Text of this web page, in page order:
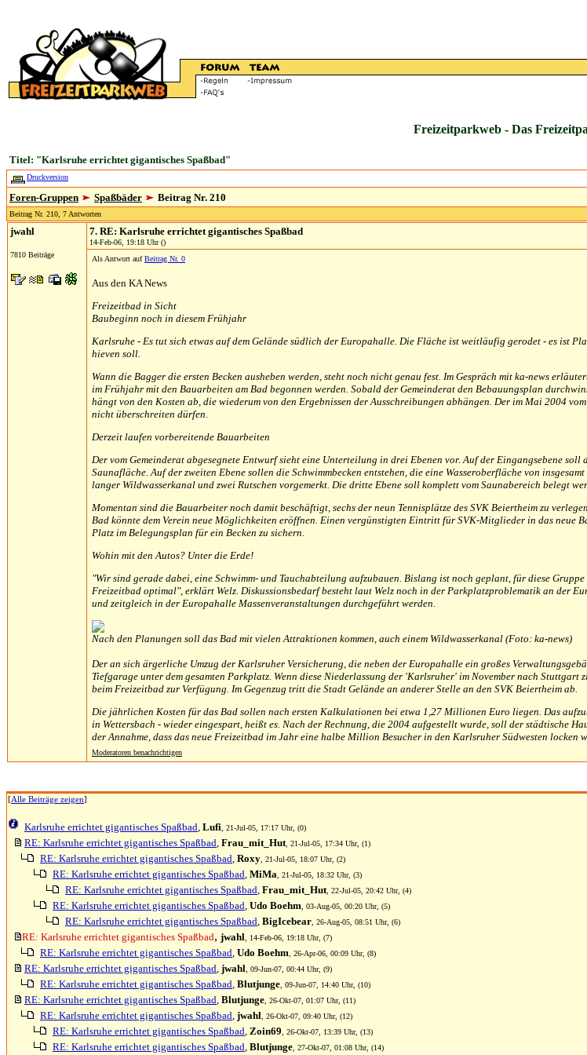
Freizeitparkweb - Das
Titel: "Karlsruhe errichtet gigantisches Spaßbad"
Druckversion
Foren-Gruppen Spaßbäder Beitrag Nr. 210
Beitrag Nr. 210, 7 Antworten
jwahl
7810 Beiträge
7. RE: Karlsruhe errichtet gigantisches Spaßbad
14-Feb-06, 19:18 Uhr ()
Als Antwort aufBeitrag Nr. 0
Aus den KA News
Freizeitbad in Sicht
Baubeginn noch in diesem Frühjahr
Karlsruhe - Es tut sich etwas auf dem Gelände südlich der Europahalle. Die Fläche ist weitläufig gerodet - es ist
hieven soll.
Wann die Bagger die ersten Becken ausheben werden, steht noch nicht genau fest. Im Gespräch mit ka-news
im Frühjahr mit den Bauarbeiten am Bad begonnen werden. Sobald der Gemeinderat den Bebauungsplan
hängt von den Kosten ab, die wiederum von den Ergebnissen der Ausschreibungen abhängen. Der im Mai 2004
nicht überschreiten dürfen.
Derzeit laufen vorbereitende Bauarbeiten
Der vom Gemeinderat abgesegnete Entwurf sieht eine Unterteilung in drei Ebenen vor. Auf der Eingangsebene
Saunafläche. Auf der zweiten Ebene sollen die Schwimmbecken entstehen, die eine Wasseroberfläche von
langer Wildwasserkanal und zwei Rutschen vorgemerkt. Die dritte Ebene soll komplett vom Saunabereich belegt
Momentan sind die Bauarbeiter noch damit beschäftigt, sechs der neun Tennisplätze des SVK Beiertheim zu
Bad könnte dem Verein neue Möglichkeiten eröffnen. Einen vergünstigten Eintritt für SVK-Mitglieder in das
Platz im Belegungsplan für ein Becken zu sichern.
Wohin mit den Autos? Unter die Erde!
"Wir sind gerade dabei, eine Schwimm- und Tauchabteilung aufzubauen. Bislang ist noch geplant, für diese
Freizeitbad optimal", erklärt Welz. Diskussionsbedarf besteht laut Welz noch in der Parkplatzproblematik an der
und zeitgleich in der Europahalle Massenveranstaltungen durchgeführt werden.
Nach den Planungen soll das Bad mit vielen Attraktionen kommen, auch einem Wildwasserkanal (Foto: ka-news)
Der an sich ärgerliche Umzug der Karlsruher Versicherung, die neben der Europahalle ein großes
Tiefgarage unter dem gesamten Parkplatz. Wenn diese Niederlassung der 'Karlsruher' im November nach
beim Freizeitbad zur Verfügung. Im Gegenzug tritt die Stadt Gelände an anderer Stelle an den SVK Beiertheim ab.
Die jährlichen Kosten für das Bad sollen nach ersten Kalkulationen bei etwa 1,27 Millionen Euro liegen. Das
in Wettersbach - wieder eingespart, heißt es. Nach der Rechnung, die 2004 aufgestellt wurde, soll der städtische
der Annahme, dass das neue Freizeitbad im Jahr eine halbe Million Besucher in den Karlsruher Südwesten locken
Moderatoren benachrichtigen
[Alle Beiträge zeigen]
Karlsruhe errichtet gigantisches Spaßbad, Lufi , 21-Jul-05, 17:17 Uhr, (0)
RE: Karlsruhe errichtet gigantisches Spaßbad, Frau_mit_Hut , 21-Jul-05, 17:34 Uhr, (1)
RE: Karlsruhe errichtet gigantisches Spaßbad, Roxy , 21-Jul-05, 18:07 Uhr, (2)
RE: Karlsruhe errichtet gigantisches Spaßbad, MiMa , 21-Jul-05, 18:32 Uhr, (3)
RE: Karlsruhe errichtet gigantisches Spaßbad, Frau_mit_Hut , 22-Jul-05, 20:42 Uhr, (4)
RE: Karlsruhe errichtet gigantisches Spaßbad, Udo Boehm , 03-Aug-05, 00:20 Uhr, (5)
RE: Karlsruhe errichtet gigantisches Spaßbad, BigIcebear , 26-Aug-05, 08:51 Uhr, (6)
RE: Karlsruhe errichtet gigantisches Spaßbad, jwahl , 14-Feb-06, 19:18 Uhr, (7)
RE: Karlsruhe errichtet gigantisches Spaßbad, Udo Boehm , 26-Apr-06, 00:09 Uhr, (8)
RE: Karlsruhe errichtet gigantisches Spaßbad, jwahl , 09-Jun-07, 00:44 Uhr, (9)
RE: Karlsruhe errichtet gigantisches Spaßbad, Blutjunge , 09-Jun-07, 14:40 Uhr, (10)
RE: Karlsruhe errichtet gigantisches Spaßbad, Blutjunge , 26-Okt-07, 01:07 Uhr, (11)
RE: Karlsruhe errichtet gigantisches Spaßbad, jwahl , 26-Okt-07, 09:40 Uhr, (12)
RE: Karlsruhe errichtet gigantisches Spaßbad, Zoin69 , 26-Okt-07, 13:39 Uhr, (13)
RE: Karlsruhe errichtet gigantisches Spaßbad, Blutjunge , 27-Okt-07, 01:08 Uhr, (14)